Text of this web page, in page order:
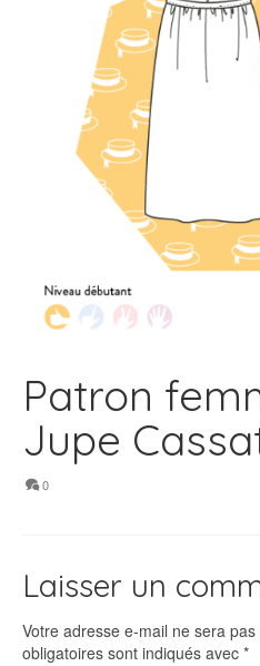
Patron
Jupe
0
Laisser un
Votre adresse e-mail ne sera pas
obligatoires sont indiqués avec *